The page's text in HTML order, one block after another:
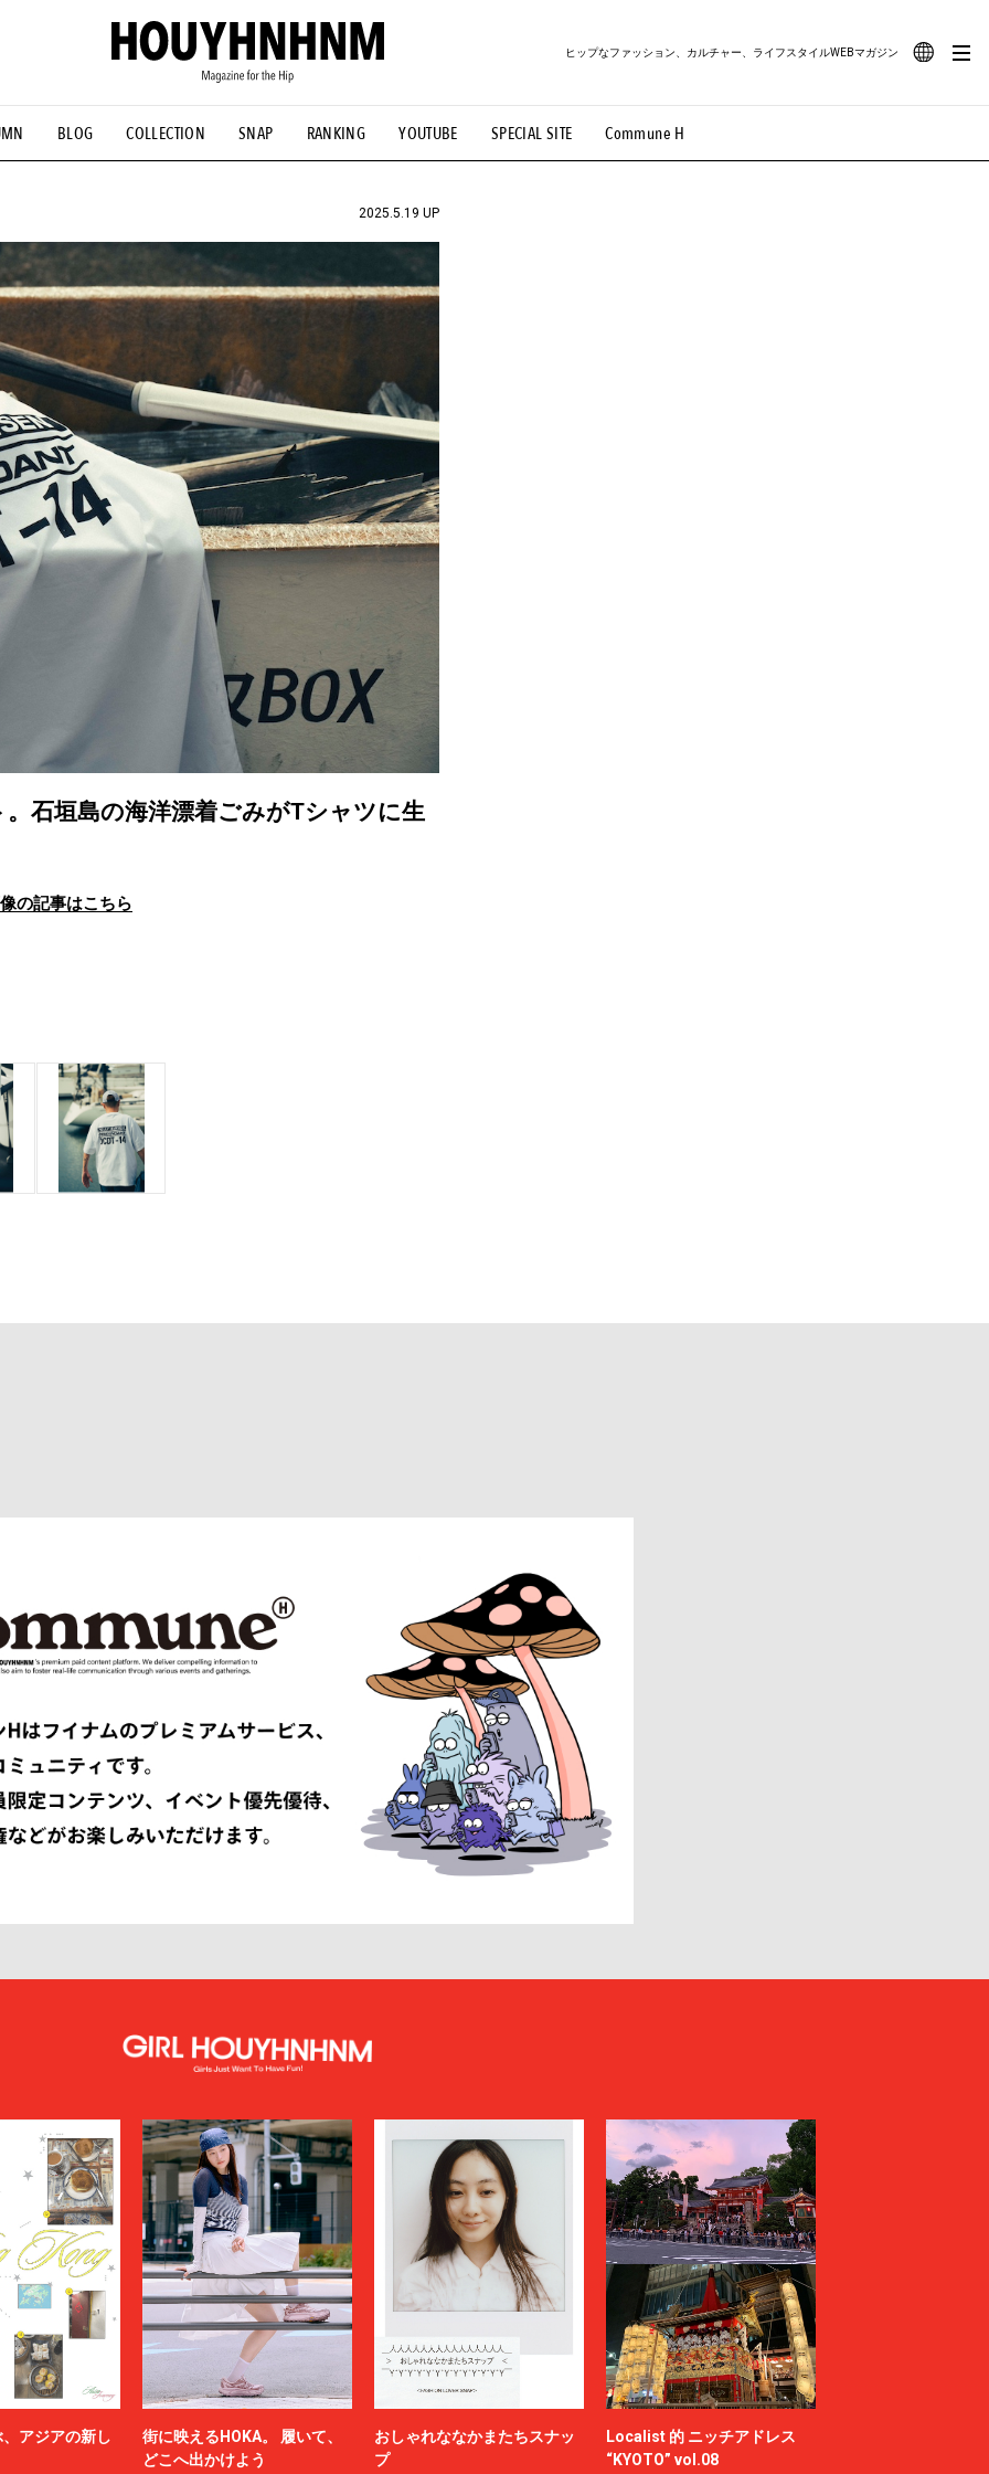
BLOG COLLECTION SNAP RANKING YOUTUBE SPECIAL SITE Commune H
ヒップなファッション、カルチャー、ライフスタイルWEBマガジン
#古着サミット #NEW VINTAGE #マイナーグッド図鑑 #路地裏てぃーん。 #MONTHLY JOURNAL
#FOCUS IT #AH.H #ととけん #FASHION #MUSIC #MOVIE #LIFESTYLE #SNEAKER #OUTDOOR
2025.5.19 UP
石垣島の海洋漂着ごみがTシャツに生
の記事はこちら
アジアの新し
街に映えるHOKA。 履いて、
どこへ出かけよう
おしゃれななかまたちスナッ
プ
Localist 的 ニッチアドレス
“KYOTO” vol.08